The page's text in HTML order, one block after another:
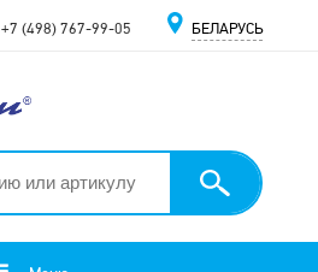
+7 (498) 767-99-05 БЕЛАРУСЬ